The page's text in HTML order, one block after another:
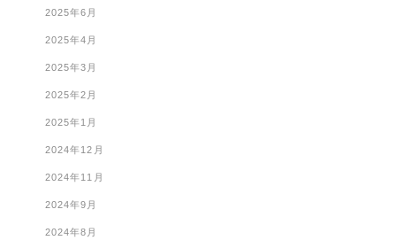
2025年6月
2025年4月
2025年3月
2025年2月
2025年1月
2024年12月
2024年11月
2024年9月
2024年8月